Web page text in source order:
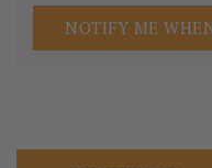
NOTIFY ME